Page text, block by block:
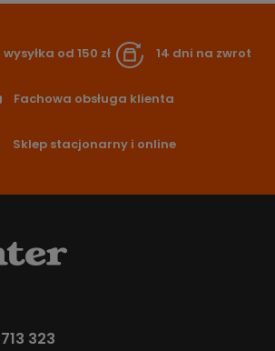
od 150 zł 14 dni na zwrot
Fachowa obsługa klienta
Sklep stacjonarny i online
323